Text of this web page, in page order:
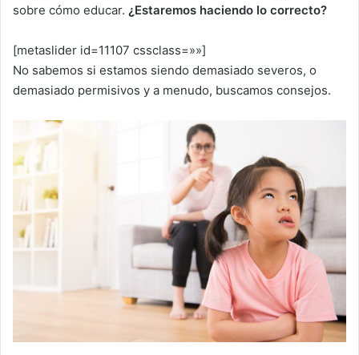
sobre cómo educar. ¿Estaremos haciendo lo correcto?
[metaslider id=11107 cssclass=»»]
No sabemos si estamos siendo demasiado severos, o
demasiado permisivos y a menudo, buscamos consejos.